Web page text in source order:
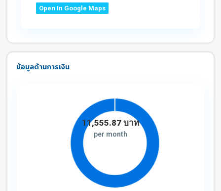
Open In Google Maps
ข้อมูลด้านการเงิน
11,555.87 บาท
per month